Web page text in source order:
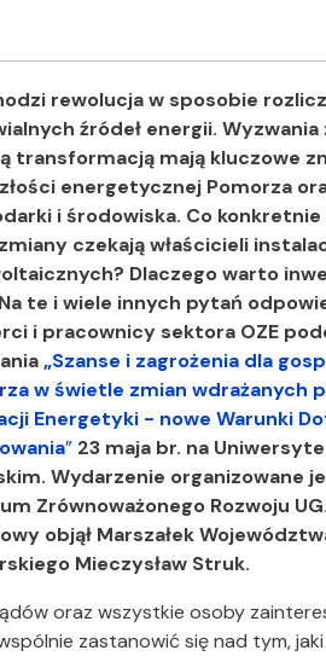
rewolucja w sposobie
źródeł energii. Wyzwania
transformacją mają kluczowe
energetycznej Pomorza
i środowiska. Co konkretnie
czekają właścicieli
Dlaczego warto
Na te i wiele innych pytań
i pracownicy sektora OZE
„Szanse i zagrożenia dla
w świetle zmian wdrażanych
Energetyki - nowe Warunki
” 23 maja br. na
Wydarzenie organizowane
Zrównoważonego Rozwoju
objął Marszałek
Mieczysław Struk.
oraz wszystkie osoby
zastanowić się nad tym,